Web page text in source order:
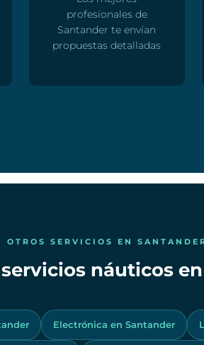
profesionales de
Santander te envían
propuestas detalladas
OTROS SERVICIOS EN
náuticos
Electrónica en Santander